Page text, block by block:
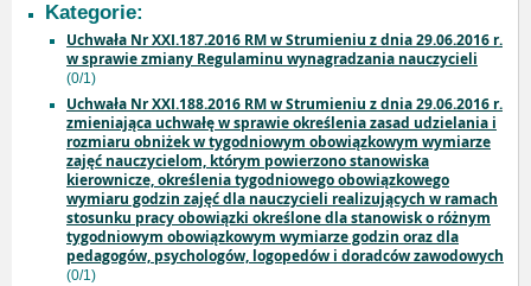
Kategorie:
Uchwała Nr XXI.187.2016 RM w Strumieniu z dnia 29.06.2016 r.
w sprawie zmiany Regulaminu wynagradzania nauczycieli
(0/1)
Uchwała Nr XXI.188.2016 RM w Strumieniu z dnia 29.06.2016 r.
zmieniająca uchwałę w sprawie określenia zasad udzielania i
rozmiaru obniżek w tygodniowym obowiązkowym wymiarze
zajęć nauczycielom, którym powierzono stanowiska
kierownicze, określenia tygodniowego obowiązkowego
wymiaru godzin zajęć dla nauczycieli realizujących w ramach
stosunku pracy obowiązki określone dla stanowisk o różnym
tygodniowym obowiązkowym wymiarze godzin oraz dla
pedagogów, psychologów, logopedów i doradców zawodowych
(0/1)